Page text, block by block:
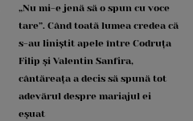
„Nu mi-e jenă să o spun cu voce
tare”. Când toată lumea credea că
s-au liniștit apele între Codruța
Filip și Valentin Sanfira,
cântăreața a decis să spună tot
adevărul despre mariajul ei
eșuat